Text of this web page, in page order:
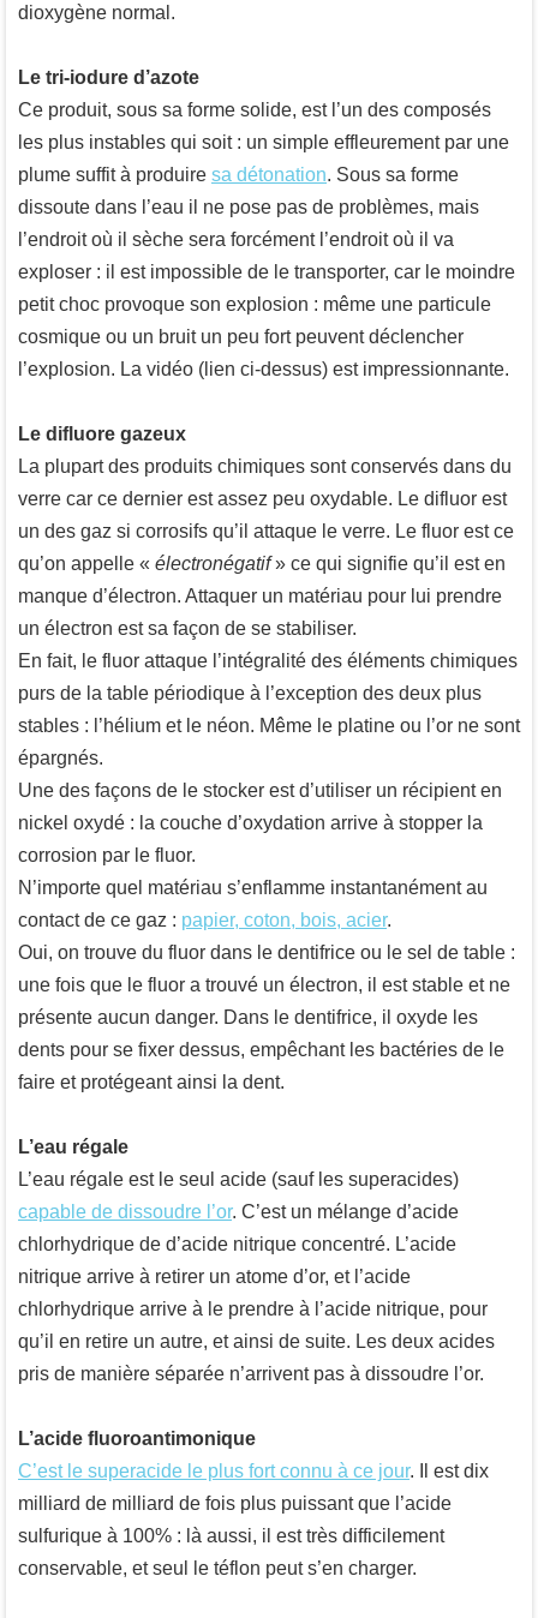
dioxygène normal.
Le tri-iodure d’azote
Ce produit, sous sa forme solide, est l’un des composés
les plus instables qui soit : un simple effleurement par une
plume suffit à produire sa détonation. Sous sa forme
dissoute dans l’eau il ne pose pas de problèmes, mais
l’endroit où il sèche sera forcément l’endroit où il va
exploser : il est impossible de le transporter, car le moindre
petit choc provoque son explosion : même une particule
cosmique ou un bruit un peu fort peuvent déclencher
l’explosion. La vidéo (lien ci-dessus) est impressionnante.
Le difluore gazeux
La plupart des produits chimiques sont conservés dans du
verre car ce dernier est assez peu oxydable. Le difluor est
un des gaz si corrosifs qu’il attaque le verre. Le fluor est ce
qu’on appelle « électronégatif» ce qui signifie qu’il est en
manque d’électron. Attaquer un matériau pour lui prendre
un électron est sa façon de se stabiliser.
En fait, le fluor attaque l’intégralité des éléments chimiques
purs de la table périodique à l’exception des deux plus
stables : l’hélium et le néon. Même le platine ou l’or ne sont
épargnés.
Une des façons de le stocker est d’utiliser un récipient en
nickel oxydé : la couche d’oxydation arrive à stopper la
corrosion par le fluor.
N’importe quel matériau s’enflamme instantanément au
contact de ce gaz : papier, coton, bois, acier.
Oui, on trouve du fluor dans le dentifrice ou le sel de table :
une fois que le fluor a trouvé un électron, il est stable et ne
présente aucun danger. Dans le dentifrice, il oxyde les
dents pour se fixer dessus, empêchant les bactéries de le
faire et protégeant ainsi la dent.
L’eau régale
L’eau régale est le seul acide (sauf les superacides)
capable de dissoudre l’or. C’est un mélange d’acide
chlorhydrique de d’acide nitrique concentré. L’acide
nitrique arrive à retirer un atome d’or, et l’acide
chlorhydrique arrive à le prendre à l’acide nitrique, pour
qu’il en retire un autre, et ainsi de suite. Les deux acides
pris de manière séparée n’arrivent pas à dissoudre l’or.
L’acide fluoroantimonique
C’est le superacide le plus fort connu à ce jour. Il est dix
milliard de milliard de fois plus puissant que l’acide
sulfurique à 100% : là aussi, il est très difficilement
conservable, et seul le téflon peut s’en charger.